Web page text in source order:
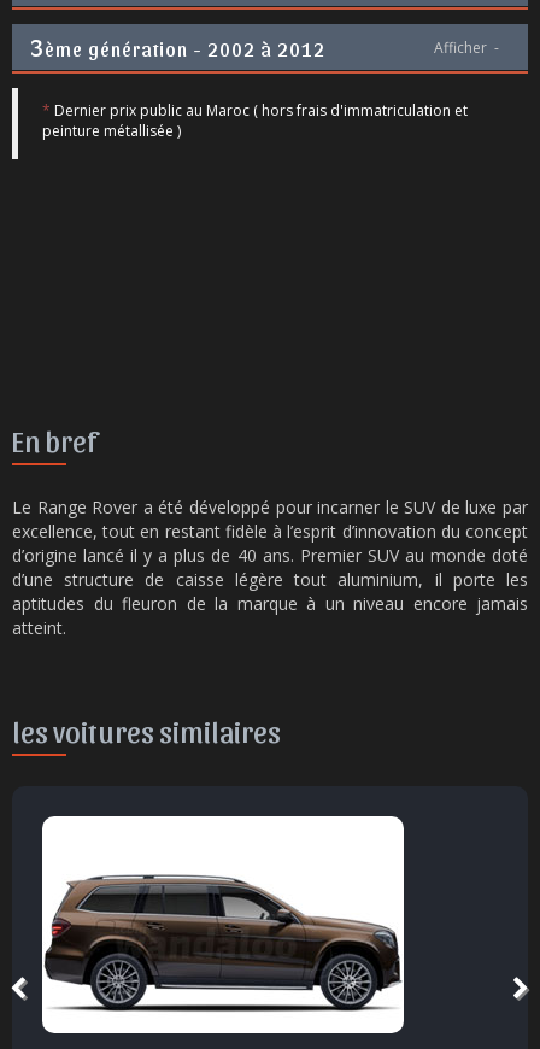
3ème génération - 2002 à 2012 Afficher -
* Dernier prix public au Maroc ( hors frais d'immatriculation et
peinture métallisée )
En bref
Le Range Rover a été développé pour incarner le SUV de luxe par
excellence, tout en restant fidèle à l’esprit d’innovation du concept
d’origine lancé il y a plus de 40 ans. Premier SUV au monde doté
d’une structure de caisse légère tout aluminium, il porte les
aptitudes du fleuron de la marque à un niveau encore jamais
atteint.
les voitures similaires